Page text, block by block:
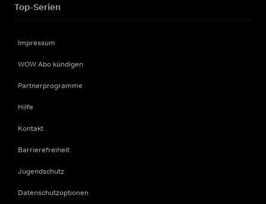
Top-Serien
Impressum
WOW Abo kündigen
Partnerprogramme
Hilfe
Kontakt
Barrierefreiheit
Jugendschutz
Datenschutzoptionen